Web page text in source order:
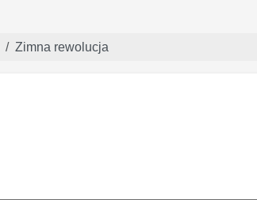
Zimna rewolucja